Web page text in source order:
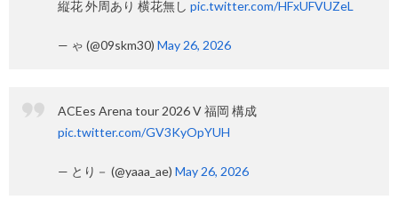
縦花 外周あり 横花無し pic.twitter.com/HFxUFVUZeL
— ゃ (@09skm30) May 26, 2026
ACEes Arena tour 2026 V 福岡 構成
pic.twitter.com/GV3KyOpYUH
— とり－ (@yaaa_ae) May 26, 2026